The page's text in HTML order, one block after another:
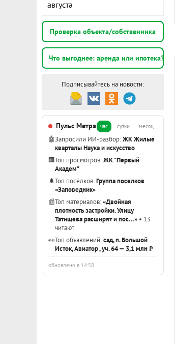
августа
Проверка объекта/собственника
Что выгоднее: аренда или ипотека?
Подписывайтесь на новости:
Пульс Метра час сутки месяц
🤖Запросили ИИ-разбор:ЖК Жилые
кварталы Наука и искусство
🏢Топ просмотров:ЖК "Первый
Академ"
🌲Топ посёлков:Группа поселков
«Заповедник»
📰Топ материалов:«Двойная
плотность застройки. Улицу
Татищева расширят и пос…» • 13
читают
👀Топ объявлений:сад, п. Большой
Исток, Авиатор , уч. 64 — 3,1 млн ₽
обновлено в 14:58